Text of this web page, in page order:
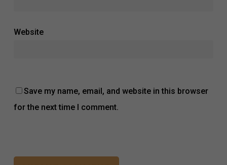
Website
Save my name, email, and website in this browser
for the next time I comment.